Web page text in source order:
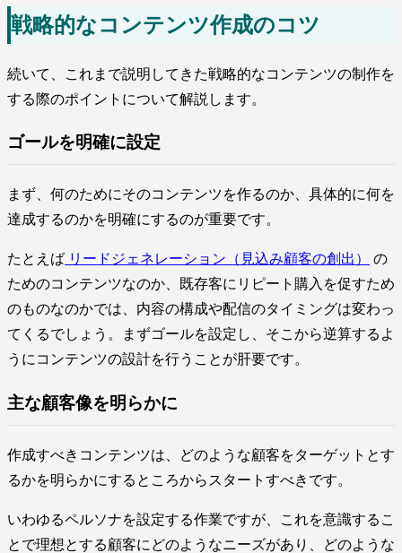
戦略的なコンテンツ作成のコツ
続いて、これまで説明してきた戦略的なコンテンツの制作を
する際のポイントについて解説します。
ゴールを明確に設定
まず、何のためにそのコンテンツを作るのか、具体的に何を
達成するのかを明確にするのが重要です。
たとえば リードジェネレーション（見込み顧客の創出）
の
ためのコンテンツなのか、既存客にリピート購入を促すため
のものなのかでは、内容の構成や配信のタイミングは変わっ
てくるでしょう。まずゴールを設定し、そこから逆算するよ
うにコンテンツの設計を行うことが肝要です。
主な顧客像を明らかに
作成すべきコンテンツは、どのような顧客をターゲットとす
るかを明らかにするところからスタートすべきです。
いわゆるペルソナを設定する作業ですが、これを意識するこ
とで理想とする顧客にどのようなニーズがあり、どのような